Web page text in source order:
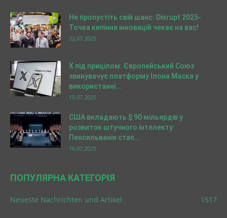
Не пропустіть свій шанс: Disrupt 2025-
Точка кипіння інновацій чекає на вас!
22.07.2025
X під прицілом: Європейський Союз
звинувачує платформу Ілона Маска у
використанні...
15.07.2025
США вкладають $ 90 мільярдів у
розвиток штучного інтелекту:
Пенсильванія стає...
16.07.2025
ПОПУЛЯРНА КАТЕГОРІЯ
Neueste Nachrichten und Artikel 1517